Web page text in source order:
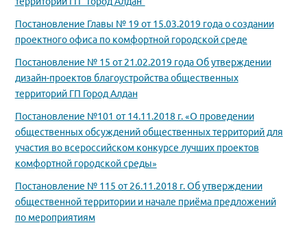
Постановление Главы № 19 от 15.03.2019 года о создании
проектного офиса по комфортной городской среде
Постановление № 15 от 21.02.2019 года Об утверждении
дизайн-проектов благоустройства общественных
территорий ГП Город Алдан
Постановление №101 от 14.11.2018 г. «О проведении
общественных обсуждений общественных территорий для
участия во всероссийском конкурсе лучших проектов
комфортной городской среды»
Постановление № 115 от 26.11.2018 г. Об утверждении
общественной территории и начале приёма предложений
по мероприятиям